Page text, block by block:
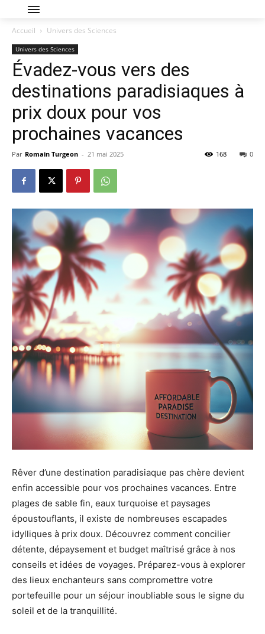
Accueil Univers des Sciences
Univers des Sciences
Évadez-vous vers des
destinations paradisiaques à
prix doux pour vos
prochaines vacances
Par Romain Turgeon - 21 mai 2025 0
168
Rêver d’une destination paradisiaque pas chère devient
enfin accessible pour vos prochaines vacances. Entre
plages de sable fin, eaux turquoise et paysages
époustouflants, il existe de nombreuses escapades
idylliques à prix doux. Découvrez comment concilier
détente, dépaysement et budget maîtrisé grâce à nos
conseils et idées de voyages. Préparez-vous à explorer
des lieux enchanteurs sans compromettre votre
portefeuille pour un séjour inoubliable sous le signe du
soleil et de la tranquillité.